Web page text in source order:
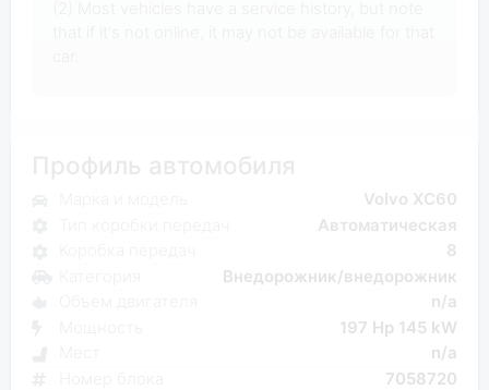
Volvo XC60
Автоматическая
8
Внедорожник/внедорожник
n/a
197 Hp 145 kW
n/a
7058720